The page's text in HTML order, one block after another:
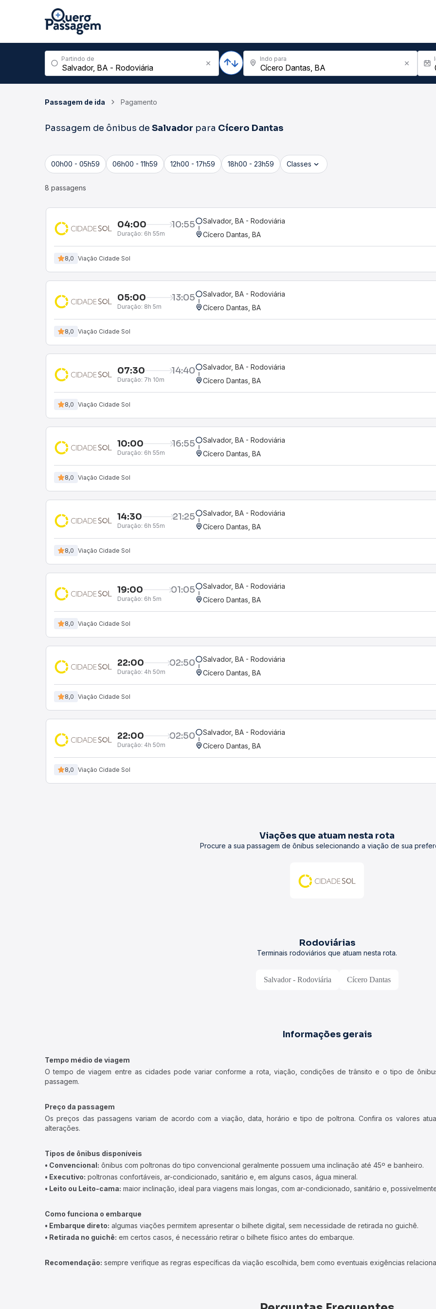
Partindo de Indo para
Passagem de ida Pagamento
Passagem de ônibus de Salvador para Cícero Dantas
00h00 - 05h59 06h00 - 11h59 12h00 - 17h59 18h00 - 23h59 Classes
8 passagens
04:00 10:55
Duração: 6h 55m
Salvador, BA - Rodoviária
Cícero Dantas, BA
8,0 Viação Cidade Sol
05:00 13:05
Duração: 8h 5m
Salvador, BA - Rodoviária
Cícero Dantas, BA
8,0 Viação Cidade Sol
07:30 14:40
Duração: 7h 10m
Salvador, BA - Rodoviária
Cícero Dantas, BA
8,0 Viação Cidade Sol
10:00 16:55
Duração: 6h 55m
Salvador, BA - Rodoviária
Cícero Dantas, BA
8,0 Viação Cidade Sol
14:30 21:25
Duração: 6h 55m
Salvador, BA - Rodoviária
Cícero Dantas, BA
8,0 Viação Cidade Sol
19:00 01:05
Duração: 6h 5m
Salvador, BA - Rodoviária
Cícero Dantas, BA
8,0 Viação Cidade Sol
22:00 02:50
Duração: 4h 50m
Salvador, BA - Rodoviária
Cícero Dantas, BA
8,0 Viação Cidade Sol
22:00 02:50
Duração: 4h 50m
Salvador, BA - Rodoviária
Cícero Dantas, BA
8,0 Viação Cidade Sol
Viações que atuam nesta rota
Procure a sua passagem de ônibus selecionando a viação de sua
Rodoviárias
Terminais rodoviários que atuam nesta rota.
Salvador - Rodoviária Cícero Dantas
Informações gerais
Tempo médio de viagem
O tempo de viagem entre as cidades pode variar conforme a rota, viação, condições de trânsito e o tipo de
passagem.
Preço da passagem
Os preços das passagens variam de acordo com a viação, data, horário e tipo de poltrona. Confira os valores
alterações.
Tipos de ônibus disponíveis
• Convencional: ônibus com poltronas do tipo convencional geralmente possuem uma inclinação até 45º e banheiro.
• Executivo: poltronas confortáveis, ar-condicionado, sanitário e, em alguns casos, água mineral.
• Leito ou Leito-cama: maior inclinação, ideal para viagens mais longas, com ar-condicionado, sanitário e,
Como funciona o embarque
• Embarque direto: algumas viações permitem apresentar o bilhete digital, sem necessidade de retirada no guichê.
• Retirada no guichê: em certos casos, é necessário retirar o bilhete físico antes do embarque.
Recomendação: sempre verifique as regras específicas da viação escolhida, bem como eventuais exigências